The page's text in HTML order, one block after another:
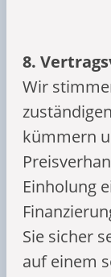
8.
Wir
kümmern
Einholung
Sie sicher
auf einem